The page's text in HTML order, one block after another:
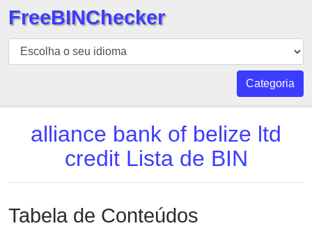
BIN
Verificador
Número
API
BIN
Generator
FreeBINChecker
Categoria
alliance bank of belize ltd
credit Lista de BIN
Tabela de Conteúdos